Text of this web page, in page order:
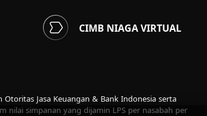
CIMB NIAGA VIRTUAL
Jasa Keuangan & Bank Indonesia serta
nilai simpanan yang dijamin LPS per nasabah per